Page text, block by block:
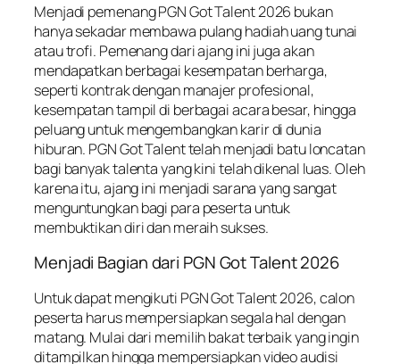
Menjadi pemenang PGN Got Talent 2026 bukan
hanya sekadar membawa pulang hadiah uang tunai
atau trofi. Pemenang dari ajang ini juga akan
mendapatkan berbagai kesempatan berharga,
seperti kontrak dengan manajer profesional,
kesempatan tampil di berbagai acara besar, hingga
peluang untuk mengembangkan karir di dunia
hiburan. PGN Got Talent telah menjadi batu loncatan
bagi banyak talenta yang kini telah dikenal luas. Oleh
karena itu, ajang ini menjadi sarana yang sangat
menguntungkan bagi para peserta untuk
membuktikan diri dan meraih sukses.
Menjadi Bagian dari PGN Got Talent 2026
Untuk dapat mengikuti PGN Got Talent 2026, calon
peserta harus mempersiapkan segala hal dengan
matang. Mulai dari memilih bakat terbaik yang ingin
ditampilkan hingga mempersiapkan video audisi